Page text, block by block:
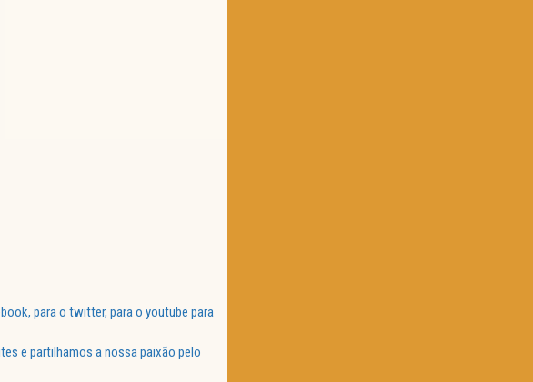
para o twitter, para o youtube para
e partilhamos a nossa paixão pelo